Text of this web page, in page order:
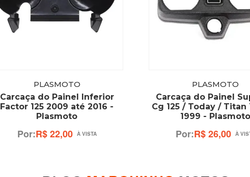
PLASMOTO
Carcaça do Painel Inferior
Factor 125 2009 até 2016 -
Plasmoto
R$ 22,00
PLASMOTO
Carcaça do Painel
Cg 125 / Today / Titan
1999 - Plasmoto
R$ 26,00